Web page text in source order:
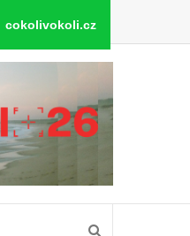
cokolivokoli.cz